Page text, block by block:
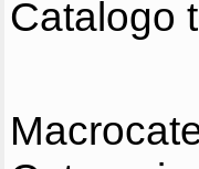
Catalogo